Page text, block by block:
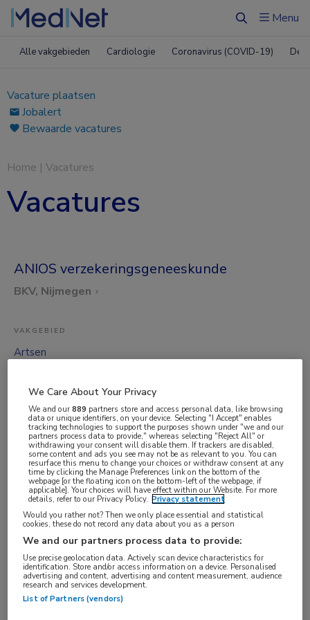
ZoekenMenu
Alle vakgebieden Cardiologie Coronavirus (COVID-19)
Vacature plaatsen
Jobalert
Bewaarde vacatures
Home | Vacatures
Vacatures
ANIOS verzekeringsgeneeskunde
BKV, Nijmegen
VAKGEBIED
Artsen
ANIOS
BRANCHE
Onbekend
AANSTELLING
Vaste aanstelling
PLAATSINGSDATUM
9 juni 2025
NIVEAU
ERVARING
Niet nader bepaald
DIENSTVERBAND
We Care About Your Privacy
We and our889 partners store and access personal data, like browsing
data or unique identifiers, on your device. Selecting "I Accept" enables
tracking technologies to support the purposes shown under "we and our
partners process data to provide," whereas selecting "Reject All" or
withdrawing your consent will disable them. If trackers are disabled,
some content and ads you see may not be as relevant to you. You can
resurface this menu to change your choices or withdraw consent at any
time by clicking the Manage Preferences link on the bottom of the
webpage [or the floating icon on the bottom-left of the webpage, if
applicable]. Your choices will have effect within our Website. For more
details, refer to our Privacy Policy. Privacy statement
Would you rather not? Then we only place essential and statistical
cookies, these do not record any data about you as a person
We and our partners process data to provide:
Use precise geolocation data. Actively scan device characteristics for
identification. Store and/or access information on a device. Personalised
advertising and content, advertising and content measurement, audience
research and services development.
List of Partners (vendors)